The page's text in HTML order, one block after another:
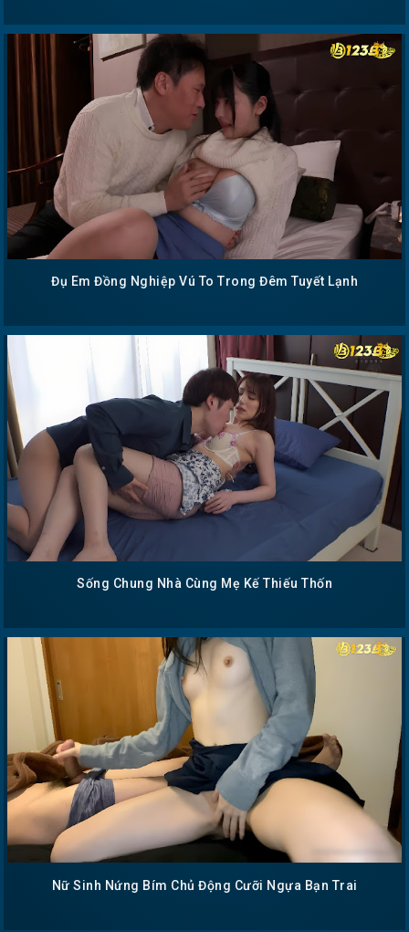
Đụ Em Đồng Nghiệp Vú To Trong Đêm Tuyết Lạnh
Sống Chung Nhà Cùng Mẹ Kế Thiếu Thốn
Nữ Sinh Nứng Bím Chủ Động Cưỡi Ngựa Bạn Trai